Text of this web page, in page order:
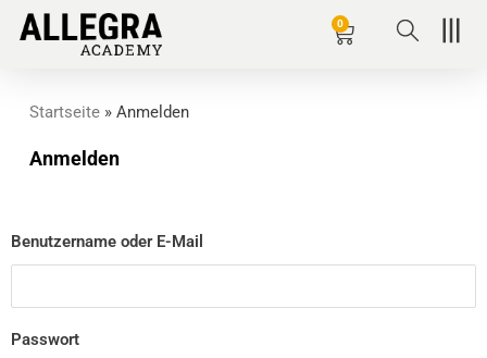
Zum
Inhalt
0
Wagen
Startseite »Anmelden
Anmelden
Benutzername oder E-Mail
Passwort